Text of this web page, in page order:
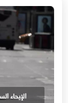
الإيحاء